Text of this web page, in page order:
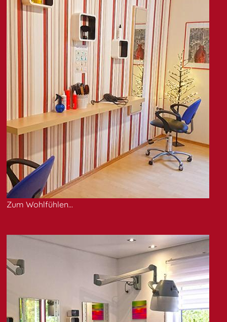
Zum Wohlfühlen...